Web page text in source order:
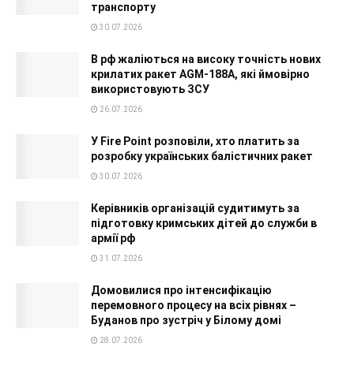
транспорту
30.07.2026
В рф жаліються на високу точність нових
крилатих ракет AGM-188A, які ймовірно
використовують ЗСУ
26.07.2026
У Fire Point розповіли, хто платить за
розробку українських балістичних ракет
30.07.2026
Керівників організацій судитимуть за
підготовку кримських дітей до служби в
армії рф
31.07.2026
Домовилися про інтенсифікацію
перемовного процесу на всіх рівнях –
Буданов про зустріч у Білому домі
28.07.2026